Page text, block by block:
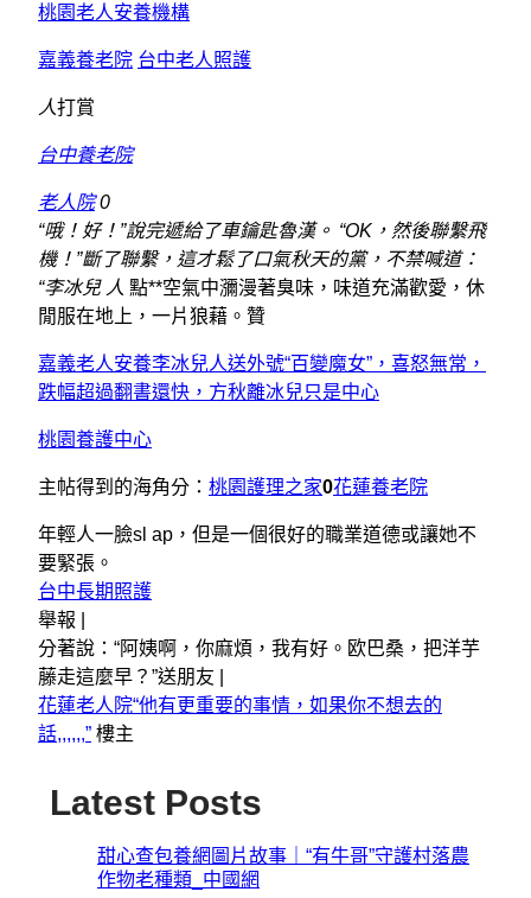
桃園老人安養機構
嘉義養老院 台中老人照護
人打賞
台中養老院
老人院0
“哦！好！”說完遞給了車鑰匙魯漢。 “OK，然後聯繫飛
機！”斷了聯繫，這才鬆了口氣秋天的黨，不禁喊道：
“李冰兒 人 點**空氣中瀰漫著臭味，味道充滿歡愛，休
閒服在地上，一片狼藉。贊
嘉義老人安養李冰兒人送外號“百變魔女”，喜怒無常，
跌幅超過翻書還快，方秋離冰兒只是中心
桃園養護中心
主帖得到的海角分： 桃園護理之家0花蓮養老院
年輕人一臉sl ap，但是一個很好的職業道德或讓她不
要緊張。
台中長期照護
舉報 |
分著說：“阿姨啊，你麻煩，我有好。欧巴桑，把洋芋
藤走這麼早？”送朋友 |
花蓮老人院“他有更重要的事情，如果你不想去的
話,,,,,,” 樓主
Latest Posts
甜心查包養網圖片故事｜“有牛哥”守護村落農
作物老種類_中國網